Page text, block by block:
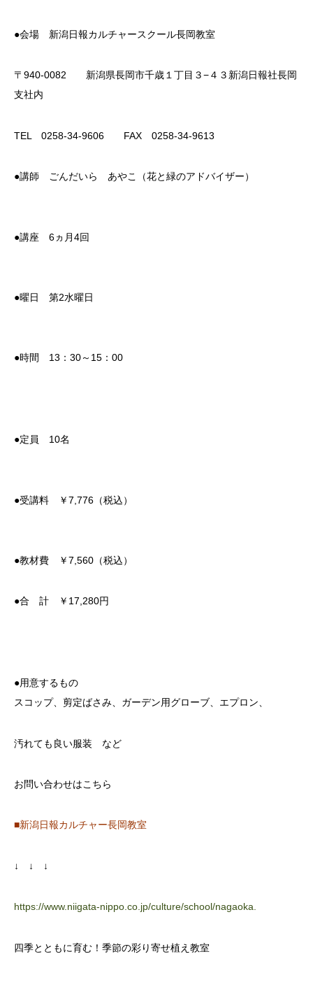
●会場 新潟日報カルチャースクール長岡教室
〒940-0082 新潟県長岡市千歳１丁目３−４３新潟日報社長岡
支社内
TEL 0258-34-9606 FAX 0258-34-9613
●講師 ごんだいら あやこ（花と緑のアドバイザー）
●講座 6ヵ月4回
●曜日 第2水曜日
●時間 13 ： 30～ 15 ： 00
●定員 10名
●受講料 ￥7,776 （税込）
●教材費 ￥7,560（税込）
●合 計 ￥17,280円
●用意するもの
スコップ、剪定ばさみ、ガーデン用グローブ、エプロン、
汚れても良い服装 など
お問い合わせはこちら
■新潟日報カルチャー長岡教室
↓ ↓ ↓
https://www.niigata-nippo.co.jp/culture/school/nagaoka.
四季とともに育む！季節の彩り寄せ植え教室